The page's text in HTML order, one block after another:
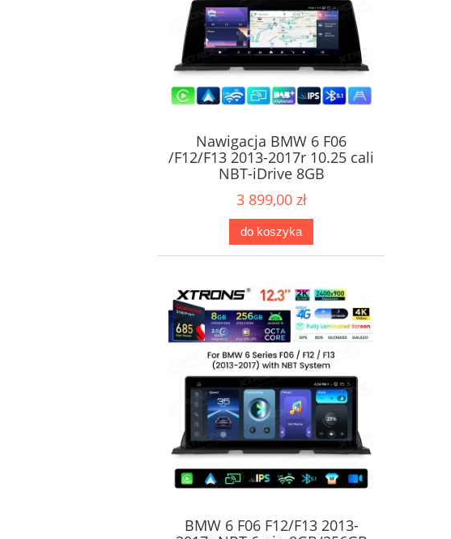
Nawigacja BMW 6 F06
/F12/F13 2013-2017r 10.25 cali
NBT-iDrive 8GB
3 899,00 zł
do koszyka
BMW 6 F06 F12/F13 2013-